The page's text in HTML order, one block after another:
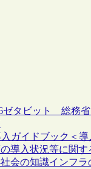
ゼタビット 総務
ガイドブック＜
導入状況等に関
会の知識インフ